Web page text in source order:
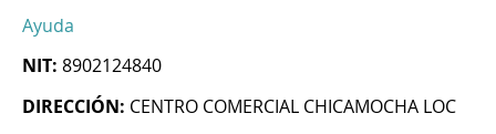
Ayuda
NIT: 8902124840
DIRECCIÓN: CENTRO COMERCIAL CHICAMOCHA LOC